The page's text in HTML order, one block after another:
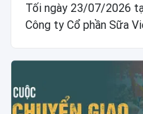
Tối ngày 23/07/2026
Công ty Cổ phần Sữa